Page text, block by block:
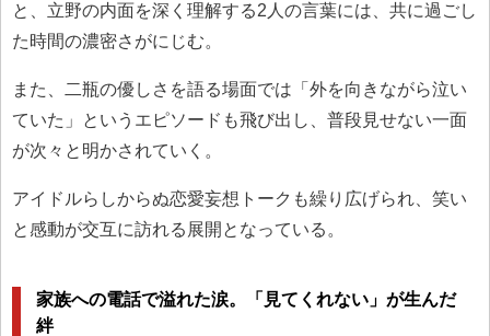
と、立野の内面を深く理解する2人の言葉には、共に過ごし
た時間の濃密さがにじむ。
また、二瓶の優しさを語る場面では「外を向きながら泣い
ていた」というエピソードも飛び出し、普段見せない一面
が次々と明かされていく。
アイドルらしからぬ恋愛妄想トークも繰り広げられ、笑い
と感動が交互に訪れる展開となっている。
家族への電話で溢れた涙。「見てくれない」が生んだ
絆